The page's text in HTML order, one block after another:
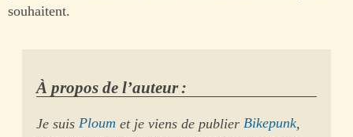
souhaitent.
À propos de l’auteur :
Je suisPloum et je viens de publierBikepunk,